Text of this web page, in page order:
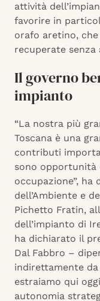
attività
favorire in
orafo aretino,
recuperate
Il governo
impianto
“La nostra più
Toscana è una
contributi
sono opportunità
occupazione”,
dell’Ambiente e
Pichetto Fratin,
dell’impianto di
ha dichiarato il
Dal Fabbro –
indirettamente
estraiamo qui
autonomia